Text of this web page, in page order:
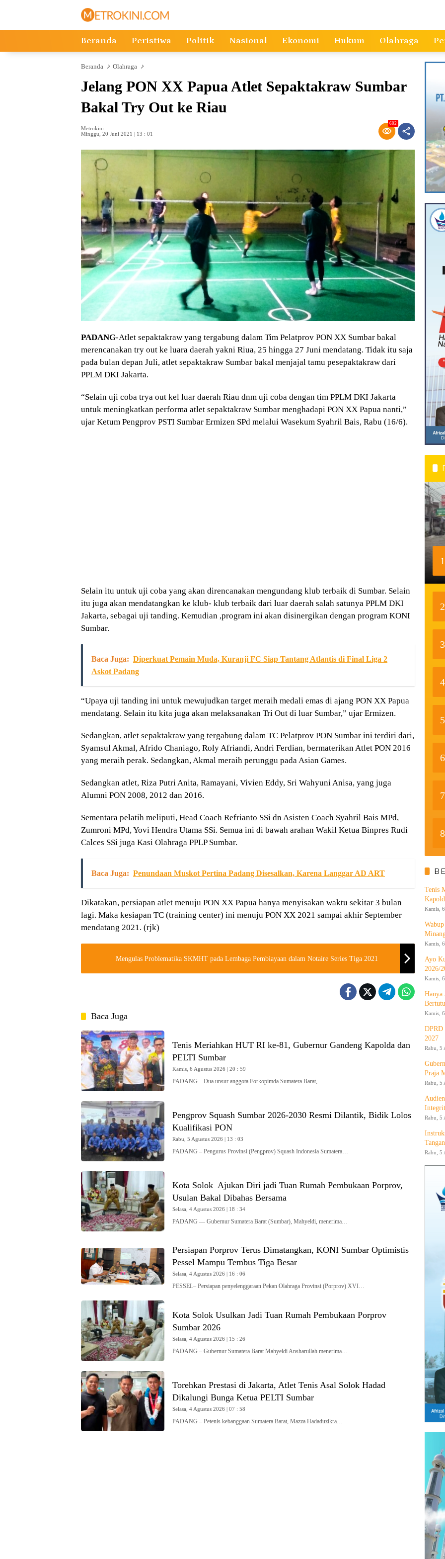
Beranda Peristiwa Politik Nasional Ekonomi Hukum Olahraga
Beranda Olahraga
Jelang PON XX Papua Atlet Sepaktakraw Sumbar
Bakal Try Out ke Riau
Metrokini
Minggu, 20 Juni 2021 | 13 : 01
602
PADANG-Atlet sepaktakraw yang tergabung dalam Tim Pelatprov PON XX Sumbar bakal
merencanakan try out ke luara daerah yakni Riua, 25 hingga 27 Juni mendatang. Tidak itu saja
pada bulan depan Juli, atlet sepaktakraw Sumbar bakal menjajal tamu pesepaktakraw dari
PPLM DKI Jakarta.
“Selain uji coba trya out kel luar daerah Riau dnm uji coba dengan tim PPLM DKI Jakarta
untuk meningkatkan performa atlet sepaktakraw Sumbar menghadapi PON XX Papua nanti,”
ujar Ketum Pengprov PSTI Sumbar Ermizen SPd melalui Wasekum Syahril Bais, Rabu (16/6).
Selain itu untuk uji coba yang akan direncanakan mengundang klub terbaik di Sumbar. Selain
itu juga akan mendatangkan ke klub- klub terbaik dari luar daerah salah satunya PPLM DKI
Jakarta, sebagai uji tanding. Kemudian ,program ini akan disinergikan dengan program KONI
Sumbar.
Baca Juga: Diperkuat Pemain Muda, Kuranji FC Siap Tantang Atlantis di Final Liga 2
Askot Padang
“Upaya uji tanding ini untuk mewujudkan target meraih medali emas di ajang PON XX Papua
mendatang. Selain itu kita juga akan melaksanakan Tri Out di luar Sumbar,” ujar Ermizen.
Sedangkan, atlet sepaktakraw yang tergabung dalam TC Pelatprov PON Sumbar ini terdiri dari,
Syamsul Akmal, Afrido Chaniago, Roly Afriandi, Andri Ferdian, bermaterikan Atlet PON 2016
yang meraih perak. Sedangkan, Akmal meraih perunggu pada Asian Games.
Sedangkan atlet, Riza Putri Anita, Ramayani, Vivien Eddy, Sri Wahyuni Anisa, yang juga
Alumni PON 2008, 2012 dan 2016.
Sementara pelatih meliputi, Head Coach Refrianto SSi dn Asisten Coach Syahril Bais MPd,
Zumroni MPd, Yovi Hendra Utama SSi. Semua ini di bawah arahan Wakil Ketua Binpres Rudi
Calces SSi juga Kasi Olahraga PPLP Sumbar.
Baca Juga: Penundaan Muskot Pertina Padang Disesalkan, Karena Langgar AD ART
Dikatakan, persiapan atlet menuju PON XX Papua hanya menyisakan waktu sekitar 3 bulan
lagi. Maka kesiapan TC (training center) ini menuju PON XX 2021 sampai akhir September
mendatang 2021. (rjk)
Mengulas Problematika SKMHT pada Lembaga Pembiayaan dalam Notaire Series Tiga 2021
Baca Juga
Tenis Meriahkan HUT RI ke-81, Gubernur Gandeng Kapolda dan
PELTI Sumbar
Kamis, 6 Agustus 2026 | 20 : 59
PADANG – Dua unsur anggota Forkopimda Sumatera Barat,…
Pengprov Squash Sumbar 2026-2030 Resmi Dilantik, Bidik Lolos
Kualifikasi PON
Rabu, 5 Agustus 2026 | 13 : 03
PADANG – Pengurus Provinsi (Pengprov) Squash Indonesia Sumatera…
Kota Solok Ajukan Diri jadi Tuan Rumah Pembukaan Porprov,
Usulan Bakal Dibahas Bersama
Selasa, 4 Agustus 2026 | 18 : 34
PADANG — Gubernur Sumatera Barat (Sumbar), Mahyeldi, menerima…
Persiapan Porprov Terus Dimatangkan, KONI Sumbar Optimistis
Pessel Mampu Tembus Tiga Besar
Selasa, 4 Agustus 2026 | 16 : 06
PESSEL– Persiapan penyelenggaraan Pekan Olahraga Provinsi (Porprov) XVI…
Kota Solok Usulkan Jadi Tuan Rumah Pembukaan Porprov
Sumbar 2026
Selasa, 4 Agustus 2026 | 15 : 26
PADANG – Gubernur Sumatera Barat Mahyeldi Ansharullah menerima…
Torehkan Prestasi di Jakarta, Atlet Tenis Asal Solok Hadad
Dikalungi Bunga Ketua PELTI Sumbar
Selasa, 4 Agustus 2026 | 07 : 58
PADANG – Petenis kebanggaan Sumatera Barat, Mazza Hadaduzikra…
1
2
3
4
5
6
7
8
Tenis
Kamis,
Kamis,
Ayo
2026/
Kamis,
Hanya
Kamis,
DPRD
2027
Rabu, 5
Praja
Rabu, 5
Rabu, 5
Rabu, 5